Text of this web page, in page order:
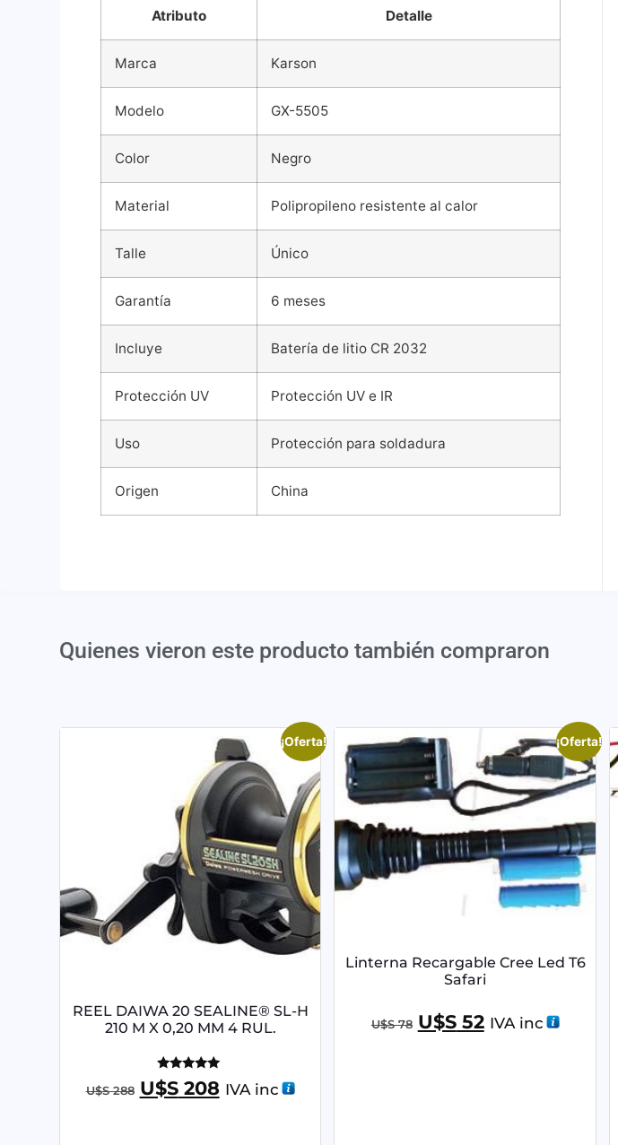
Atributo Detalle
Marca Karson
Modelo GX-5505
Color Negro
Material Polipropileno resistente al calor
Talle Único
Garantía 6 meses
Incluye Batería de litio CR 2032
Protección UV Protección UV e IR
Uso Protección para soldadura
Origen China
Quienes vieron este producto también compraron
¡Oferta!
REEL DAIWA 20 SEALINE® SL-H
210 M X 0,20 MM 4 RUL.
Valorado
con
U$S288 U$S208 IVA inc
¡Oferta!
Linterna Recargable Cree Led T6
Safari
U$S78 U$S52 IVA inc